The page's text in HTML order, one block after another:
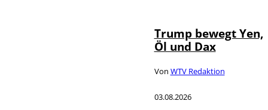
Trump bewegt Yen,
Öl und Dax
Von WTV Redaktion
03.08.2026